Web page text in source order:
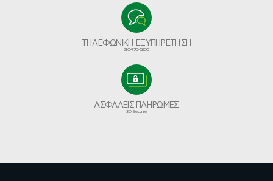
ΤΗΛΕΦΩΝΙΚΗ ΕΞΥΠΗΡΕΤΗΣΗ
210-970-5200
ΑΣΦΑΛΕΙΣ ΠΛΗΡΩΜΕΣ
3D Secure